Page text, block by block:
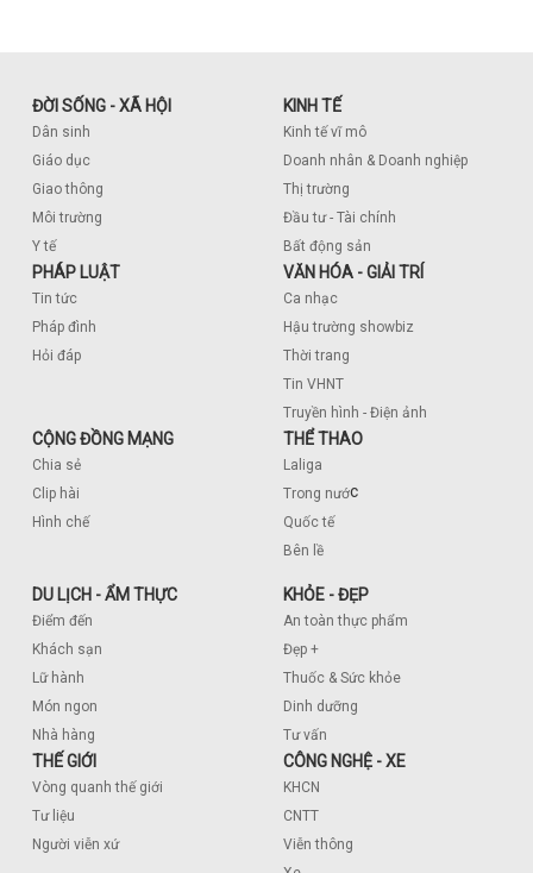
ĐỜI SỐNG - XÃ HỘI
Dân sinh
Giáo dục
Giao thông
Môi trường
Y tế
KINH TẾ
Kinh tế vĩ mô
Doanh nhân & Doanh nghiệp
Thị trường
Đầu tư - Tài chính
Bất động sản
PHÁP LUẬT
Tin tức
Pháp đình
Hỏi đáp
VĂN HÓA - GIẢI TRÍ
Ca nhạc
Hậu trường showbiz
Thời trang
Tin VHNT
Truyền hình - Điện ảnh
CỘNG ĐỒNG MẠNG
Chia sẻ
Clip hài
Hình chế
THỂ THAO
Laliga
Trong nước
Quốc tế
Bên lề
DU LỊCH - ẨM THỰC
Điểm đến
Khách sạn
Lữ hành
Món ngon
Nhà hàng
KHỎE - ĐẸP
An toàn thực phẩm
Đẹp +
Thuốc & Sức khỏe
Dinh dưỡng
Tư vấn
THẾ GIỚI
Vòng quanh thế giới
Tư liệu
Người viễn xứ
CÔNG NGHỆ - XE
KHCN
CNTT
Viễn thông